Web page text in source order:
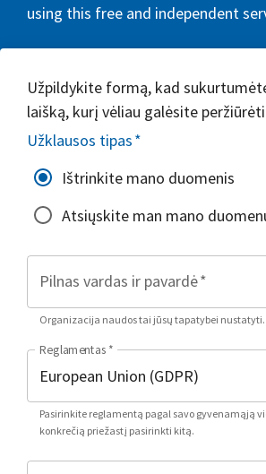
using this free and independent
Užpildykite formą, kad
laišką, kurį vėliau galėsite
Užklausos tipas*
Ištrinkite mano duomenis
Atsiųskite man mano
Pilnas vardas ir pavardė*
Organizacija naudos tai jūsų tapatybei nustatyti.
Reglamentas *
Pasirinkite reglamentą pagal savo gyvenamąją
konkrečią priežastį pasirinkti kitą.